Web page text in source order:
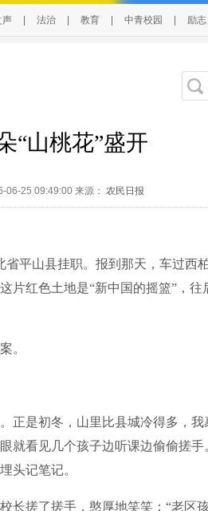
声 法治 教育 中青校园 励志
“山桃花”盛开
06-25 09:49:00 来源： 农民日报
平山县挂职。报到那天，车过西
片红色土地是“新中国的摇篮”，往
。
是初冬，山里比县城冷得多，我
就看见几个孩子边听课边偷偷搓手
头记笔记。
搓了搓手，憨厚地笑笑：“老区